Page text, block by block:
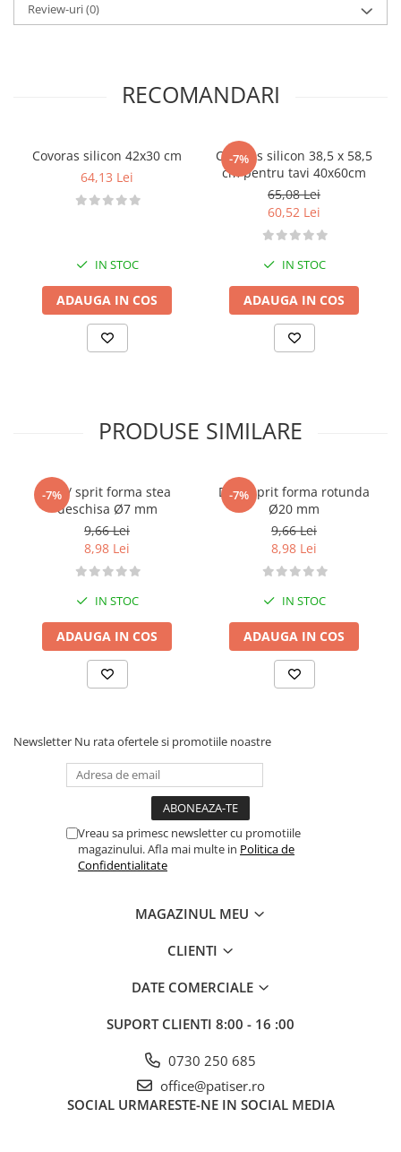
Review-uri(0)
RECOMANDARI
Covoras silicon 42x30 cm
64,13 Lei
IN STOC
ADAUGA IN COS
-7%
Covoras silicon 38,5 x 58,5
cm pentru tavi 40x60cm
65,08 Lei
60,52 Lei
IN STOC
ADAUGA IN COS
PRODUSE SIMILARE
-7%
Dui / sprit forma stea
deschisa Ø7 mm
9,66 Lei
8,98 Lei
IN STOC
ADAUGA IN COS
-7%
Dui / sprit forma rotunda
Ø20 mm
9,66 Lei
8,98 Lei
IN STOC
ADAUGA IN COS
Newsletter Nu rata ofertele si promotiile noastre
Vreau sa primesc newsletter cu promotiile
magazinului. Afla mai multe in Politica de
Confidentialitate
MAGAZINUL MEU
CLIENTI
DATE COMERCIALE
SUPORT CLIENTI 8:00 - 16 :00
0730 250 685
office@patiser.ro
SOCIAL URMARESTE-NE IN SOCIAL MEDIA